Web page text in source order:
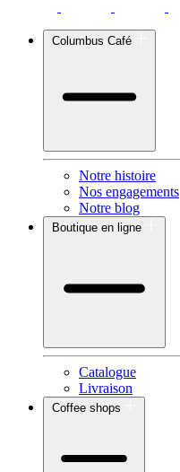
Columbus Café
Notre histoire
Nos engagements
Notre blog
Boutique en ligne
Catalogue
Livraison
Coffee shops